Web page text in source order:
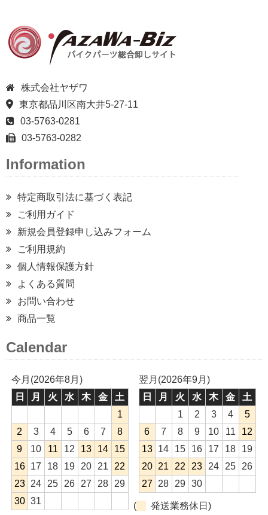
株式会社ヤザワ
東京都品川区南大井5-27-11
03-5763-0281
03-5763-0282
Information
特定商取引法に基づく表記
ご利用ガイド
新規会員登録申し込みフォーム
ご利用規約
個人情報保護方針
よくある質問
お問い合わせ
商品一覧
Calendar
今月(2026年8月)
日
月 火 水 木 金
土
1
2
3 4 5 6 7
8
9
10 11 12 13 14
15
16
17 18 19 20 21
22
23
24 25 26 27 28
29
30 31
翌月(2026年9月)
日
月 火 水 木 金
土
1
2 3 4
5
6
7 8 9 10 11
12
13
14 15 16 17 18
19
20
21 22 23 24 25
26
27
28 29 30
( 発送業務休日)